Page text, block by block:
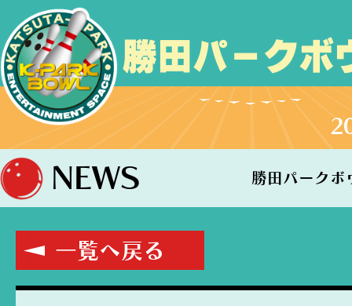
勝田パークボ
NEWS 勝田パークボ
一覧へ戻る